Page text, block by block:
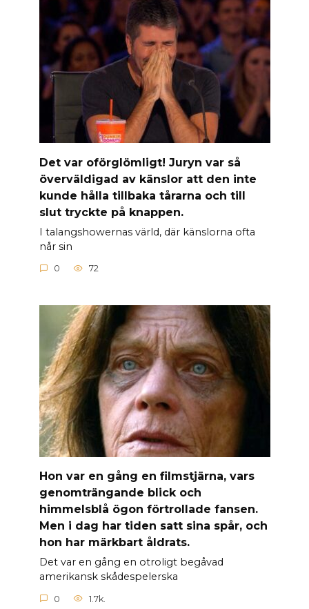
Det var oförglömligt! Juryn var så
överväldigad av känslor att den inte
kunde hålla tillbaka tårarna och till
slut tryckte på knappen.
I talangshowernas värld, där känslorna ofta
når sin
0 72
Hon var en gång en filmstjärna, vars
genomträngande blick och
himmelsblå ögon förtrollade fansen.
Men i dag har tiden satt sina spår, och
hon har märkbart åldrats.
Det var en gång en otroligt begåvad
amerikansk skådespelerska
0 1.7k.